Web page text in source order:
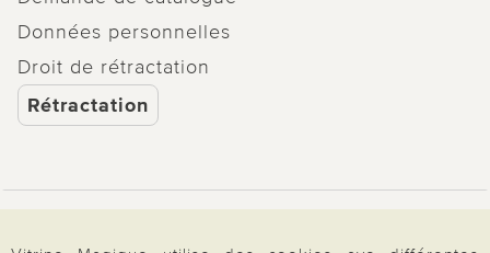
Données personnelles
Droit de rétractation
Rétractation